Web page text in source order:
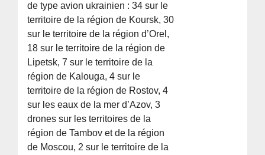
de type avion ukrainien : 34 sur le
territoire de la région de Koursk, 30
sur le territoire de la région d’Orel,
18 sur le territoire de la région de
Lipetsk, 7 sur le territoire de la
région de Kalouga, 4 sur le
territoire de la région de Rostov, 4
sur les eaux de la mer d’Azov, 3
drones sur les territoires de la
région de Tambov et de la région
de Moscou, 2 sur le territoire de la